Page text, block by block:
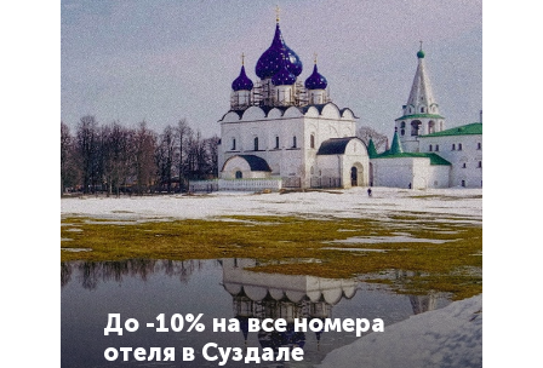
До -10% на все номера
отеля в Суздале